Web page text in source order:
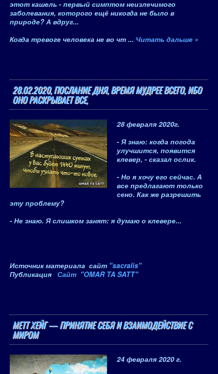
этот кашель - первый симптом неизлечимого
заболевания, которого ещё никогда не было в
природе? А вдруг...
Когда тревоге человека не во чт ... Читать дальше »
28.02.2020, ПОСЛАНИЕ ДНЯ, ВРЕМЯ МУДРЕЕ ВСЕГО, ИБО
ОНО РАСКРЫВАЕТ ВСЕ,
28 февраля 2020г.
- Я знаю: когда погода
улучшится, появится
клевер, - сказал ослик.
- Но я хочу его сейчас. А
все предлагают только
сено. Как же разрешить
эту проблему?
- Не знаю. Я слишком занят: я думаю о клевере...
Источник материала сайт "sacralis"
Публикация Сайт "OMAR TA SATT"
МЕТТ ХЕЙГ — ПРИНЯТИЕ СЕБЯ И ВЗАИМОДЕЙСТВИЕ С
МИРОМ
24 февраля 2020 г.